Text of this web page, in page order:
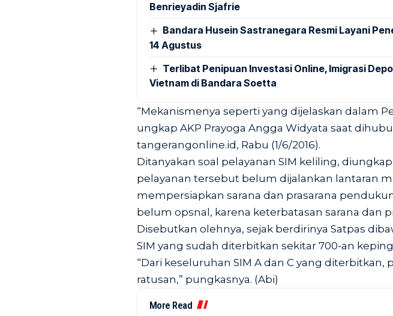
Benrieyadin Sjafrie
Bandara Husein Sastranegara Resmi Layani
14 Agustus
Terlibat Penipuan Investasi Online, Imigrasi
Vietnam di Bandara Soetta
“Mekanismenya seperti yang dijelaskan dalam
ungkap AKP Prayoga Angga Widyata saat
tangerangonline.id , Rabu (1/6/2016).
Ditanyakan soal pelayanan SIM keliling,
pelayanan tersebut belum dijalankan lantaran
mempersiapkan sarana dan prasarana
belum opsnal, karena keterbatasan sarana dan
Disebutkan olehnya, sejak berdirinya Satpas
SIM yang sudah diterbitkan sekitar 700-an
“Dari keseluruhan SIM A dan C yang diterbitkan,
ratusan,” pungkasnya. (Abi)
More Read